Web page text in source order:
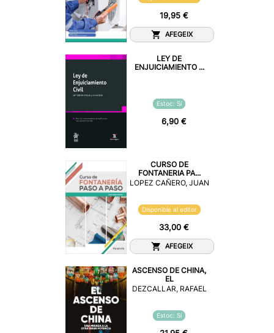
19,95 €
AFEGEIX
LEY DE
ENJUICIAMIENTO ...
Estoc: Sí
6,90 €
CURSO DE
FONTANERIA PA...
LOPEZ CAÑERO, JUAN
Disponible al editor
33,00 €
AFEGEIX
ASCENSO DE CHINA,
EL
DEZCALLAR, RAFAEL
Estoc: Sí